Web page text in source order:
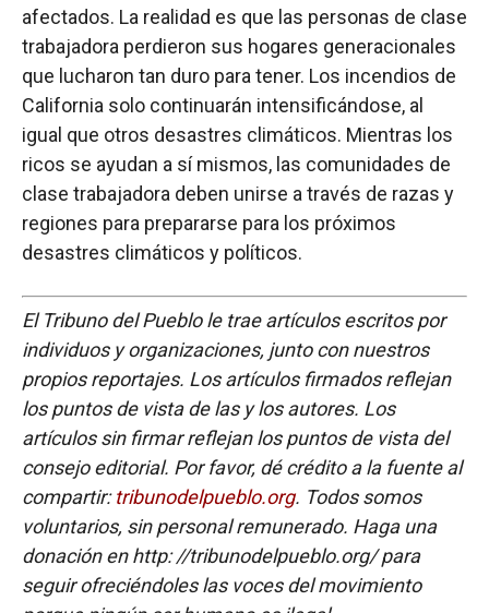
afectados. La realidad es que las personas de clase
trabajadora perdieron sus hogares generacionales
que lucharon tan duro para tener. Los incendios de
California solo continuarán intensificándose, al
igual que otros desastres climáticos. Mientras los
ricos se ayudan a sí mismos, las comunidades de
clase trabajadora deben unirse a través de razas y
regiones para prepararse para los próximos
desastres climáticos y políticos.
El Tribuno del Pueblo le trae artículos escritos por
individuos y organizaciones, junto con nuestros
propios reportajes. Los artículos firmados reflejan
los puntos de vista de las y los autores. Los
artículos sin firmar reflejan los puntos de vista del
consejo editorial. Por favor, dé crédito a la fuente al
compartir:tribunodelpueblo.org. Todos somos
voluntarios, sin personal remunerado. Haga una
donación en http: //tribunodelpueblo.org/ para
seguir ofreciéndoles las voces del movimiento